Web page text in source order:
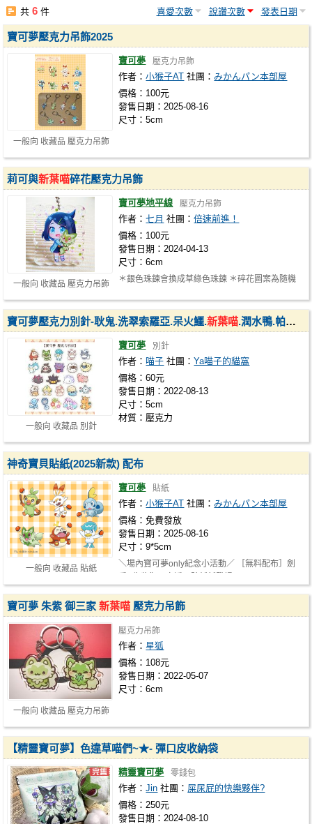
共6 件 喜愛次數 說讚次數 發表日期
一般向 收藏品 壓克力吊飾
寶可夢壓克力吊飾2025
寶可夢 壓克力吊飾
作者：小猴子AT 社團： みかんパン本部屋
價格：100元
發售日期：2025-08-16
尺寸：5cm
一般向 收藏品 壓克力吊飾
莉可與新葉喵碎花壓克力吊飾
寶可夢地平線 壓克力吊飾
作者：七月 社團：倍速前進！
價格：100元
發售日期：2024-04-13
尺寸：6cm
＊銀色珠鍊會換成草綠色珠鍊 ＊碎花圖案為隨機
一般向 收藏品 別針
寶可夢壓克力別針-耿鬼.洗翠索羅亞.呆火鱷.新葉喵.潤水鴨.帕奇利茲.夜巡靈.毛辮羊.咩利羊.拳海參.啪嚓海膽.雪吞蟲.呆呆獸.菊石獸.可拉可拉.烏波.蚊香蝌蚪.小磁怪.花療環環.霜奶仙.伽勒爾小火馬.快龍.基拉祈
寶可夢 別針
作者： 喵子 社團：Ya喵子的貓窩
價格：60元
發售日期：2022-08-13
尺寸：5cm
材質：壓克力
一般向 收藏品 貼紙
神奇寶貝貼紙(2025新款) 配布
寶可夢 貼紙
作者：小猴子AT 社團： みかんパン本部屋
價格：免費發放
發售日期：2025-08-16
尺寸：9*5cm
＼場內寶可夢only紀念小活動／ ［無料配布］劍
一般向 收藏品 壓克力吊飾
寶可夢 朱紫 御三家新葉喵 壓克力吊飾
壓克力吊飾
作者：星狐
價格：108元
發售日期：2022-05-07
尺寸：6cm
【精靈寶可夢】色違草喵們~★- 彈口皮收納袋
精靈寶可夢 零錢包
作者：Jin 社團： 屎尿屁的快樂夥伴?
價格：250元
發售日期：2024-08-10